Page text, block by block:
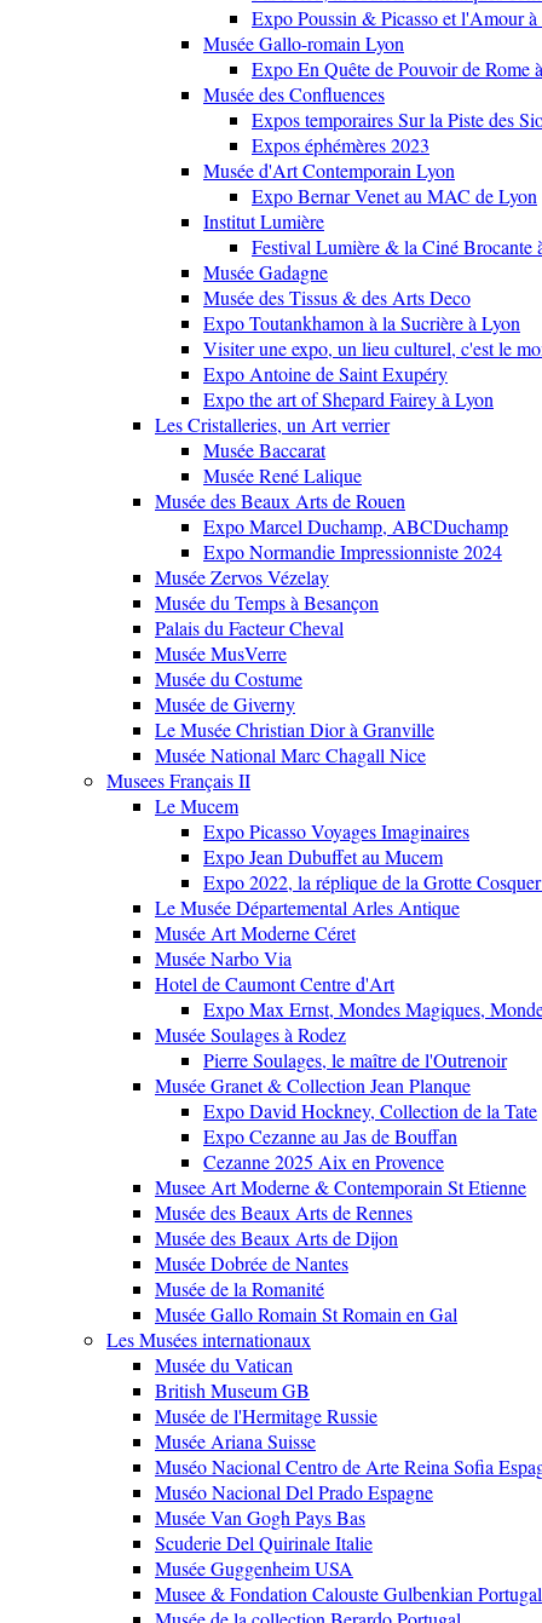
Expo Poussin & Picasso et l'Amour
Musée Gallo-romain Lyon
Expo En Quête de Pouvoir de Rome
Musée des Confluences
Expos temporaires Sur la Piste des
Expos éphémères 2023
Musée d'Art Contemporain Lyon
Expo Bernar Venet au MAC de Lyon
Institut Lumière
Festival Lumière & la Ciné Brocante
Musée Gadagne
Musée des Tissus & des Arts Deco
Expo Toutankhamon à la Sucrière à Lyon
Visiter une expo, un lieu culturel, c'est le
Expo Antoine de Saint Exupéry
Expo the art of Shepard Fairey à Lyon
Les Cristalleries, un Art verrier
Musée Baccarat
Musée René Lalique
Musée des Beaux Arts de Rouen
Expo Marcel Duchamp, ABCDuchamp
Expo Normandie Impressionniste 2024
Musée Zervos Vézelay
Musée du Temps à Besançon
Palais du Facteur Cheval
Musée MusVerre
Musée du Costume
Musée de Giverny
Le Musée Christian Dior à Granville
Musée National Marc Chagall Nice
Musees Français II
Le Mucem
Expo Picasso Voyages Imaginaires
Expo Jean Dubuffet au Mucem
Expo 2022, la réplique de la Grotte
Le Musée Départemental Arles Antique
Musée Art Moderne Céret
Musée Narbo Via
Hotel de Caumont Centre d'Art
Expo Max Ernst, Mondes Magiques,
Musée Soulages à Rodez
Pierre Soulages, le maître de l'Outrenoir
Musée Granet & Collection Jean Planque
Expo David Hockney, Collection de la Tate
Expo Cezanne au Jas de Bouffan
Cezanne 2025 Aix en Provence
Musee Art Moderne & Contemporain St Etienne
Musée des Beaux Arts de Rennes
Musée des Beaux Arts de Dijon
Musée Dobrée de Nantes
Musée de la Romanité
Musée Gallo Romain St Romain en Gal
Les Musées internationaux
Musée du Vatican
British Museum GB
Musée de l'Hermitage Russie
Musée Ariana Suisse
Muséo Nacional Centro de Arte Reina Sofia
Muséo Nacional Del Prado Espagne
Musée Van Gogh Pays Bas
Scuderie Del Quirinale Italie
Musée Guggenheim USA
Musee & Fondation Calouste Gulbenkian Portugal